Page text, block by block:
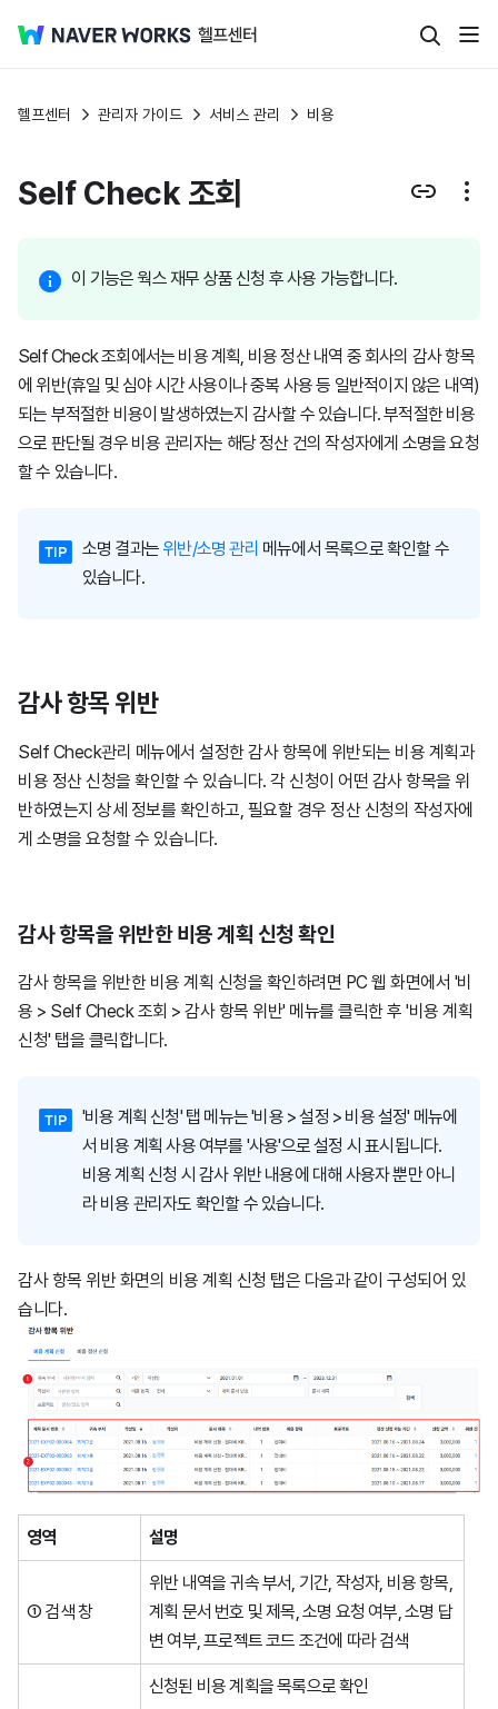
헬프센터 관리자 가이드 서비스 관리 비용
Self Check 조회
이 기능은 웍스 재무 상품 신청 후 사용 가능합니다.
Self Check 조회에서는 비용 계획, 비용 정산 내역 중 회사의 감사 항목
에 위반(휴일 및 심야 시간 사용이나 중복 사용 등 일반적이지 않은 내역)
되는 부적절한 비용이 발생하였는지 감사할 수 있습니다. 부적절한 비용
으로 판단될 경우 비용 관리자는 해당 정산 건의 작성자에게 소명을 요청
할 수 있습니다.
소명 결과는위반/소명 관리 메뉴에서 목록으로 확인할 수
있습니다.
감사 항목 위반
Self Check관리 메뉴에서 설정한 감사 항목에 위반되는 비용 계획과
비용 정산 신청을 확인할 수 있습니다. 각 신청이 어떤 감사 항목을 위
반하였는지 상세 정보를 확인하고, 필요할 경우 정산 신청의 작성자에
게 소명을 요청할 수 있습니다.
감사 항목을 위반한 비용 계획 신청 확인
감사 항목을 위반한 비용 계획 신청을 확인하려면 PC 웹 화면에서 '비
용 > Self Check 조회 > 감사 항목 위반' 메뉴를 클릭한 후 '비용 계획
신청' 탭을 클릭합니다.
'비용 계획 신청' 탭 메뉴는 '비용 > 설정 > 비용 설정' 메뉴에
서 비용 계획 사용 여부를 '사용'으로 설정 시 표시됩니다.
비용 계획 신청 시 감사 위반 내용에 대해 사용자 뿐만 아니
라 비용 관리자도 확인할 수 있습니다.
감사 항목 위반 화면의 비용 계획 신청 탭은 다음과 같이 구성되어 있
습니다.
영역 설명
① 검색 창
위반 내역을 귀속 부서, 기간, 작성자, 비용 항목,
계획 문서 번호 및 제목, 소명 요청 여부, 소명 답
변 여부, 프로젝트 코드 조건에 따라 검색
신청된 비용 계획을 목록으로 확인